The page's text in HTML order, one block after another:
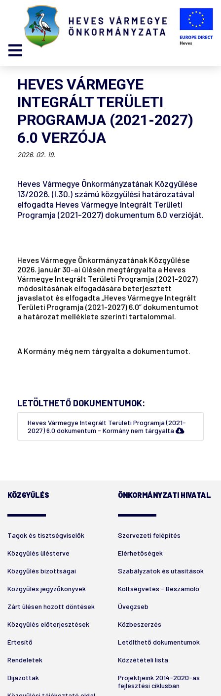
HEVES VÁRMEGYE
INTEGRÁLT TERÜLETI
PROGRAMJA (2021-2027)
6.0 VERZÓJA
2026. 02. 19.
Heves Vármegye Önkormányzatának Közgyűlése
13/2026. (I.30.) számú közgyűlési határozatával
elfogadta Heves Vármegye Integrált Területi
Programja (2021-2027) dokumentum 6.0 verzióját.
Heves Vármegye Önkormányzatának Közgyűlése
2026. január 30-ai ülésén megtárgyalta a Heves
Vármegye Integrált Területi Programja (2021-2027)
módosításának elfogadására beterjesztett
javaslatot és elfogadta „Heves Vármegye Integrált
Területi Programja (2021-2027) 6.0” dokumentumot
a határozat melléklete szerinti tartalommal.
A Kormány még nem tárgyalta a dokumentumot.
LETÖLTHETŐ DOKUMENTUMOK:
Heves Vármegye Integrált Területi Programja (2021-
2027) 6.0 dokumentum - Kormány nem tárgyalta
KÖZGYŰLÉS
Tagok és tisztségviselők
Közgyűlés ülésterve
Közgyűlés bizottságai
Közgyűlés jegyzőkönyvek
Zárt ülésen hozott döntések
Közgyűlés előterjesztések
Értesítő
Rendeletek
Díjazottak
ÖNKORMÁNYZATI HIVATAL
Szervezeti felépítés
Elérhetőségek
Szabályzatok és utasítások
Költségvetés - Beszámoló
Üvegzseb
Közbeszerzés
Letölthető dokumentumok
Közzétételi lista
Projektjeink 2014-2020-as
fejlesztési ciklusban